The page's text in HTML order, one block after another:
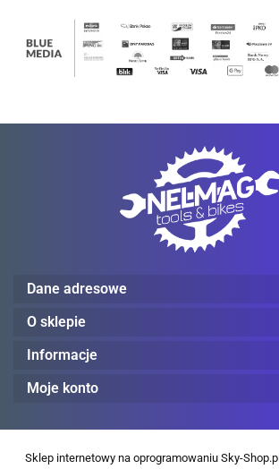
Red Wing
Reebok
Dane adresowe
O sklepie
Informacje
Moje konto
Sklep internetowy na oprogramowaniu Sky-Shop.pl